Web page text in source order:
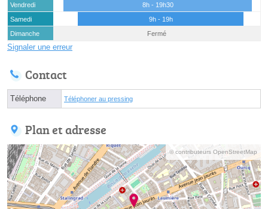
Vendredi
8h - 19h30
Samedi
9h - 19h
Dimanche
Fermé
Signaler une erreur
Contact
Téléphone Téléphoner au pressing
Plan et adresse
© contributeurs OpenStreetMap